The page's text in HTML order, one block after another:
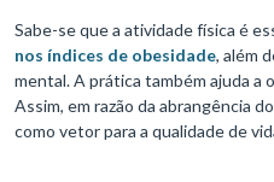
Sabe-se que a atividade física é
nos índices de obesidade, além
mental. A prática também ajuda a
Assim, em razão da abrangência
como vetor para a qualidade de